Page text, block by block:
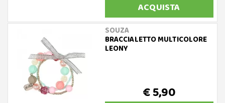
ACQUISTA
SOUZA
BRACCIALETTO MULTICOLORE
LEONY
€ 5,90